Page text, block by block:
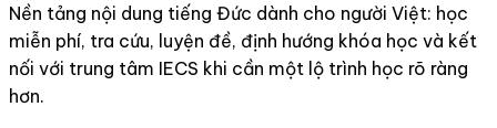
Nền tảng nội dung tiếng Đức dành cho người Việt: học
miễn phí, tra cứu, luyện đề, định hướng khóa học và kết
nối với trung tâm IECS khi cần một lộ trình học rõ ràng
hơn.